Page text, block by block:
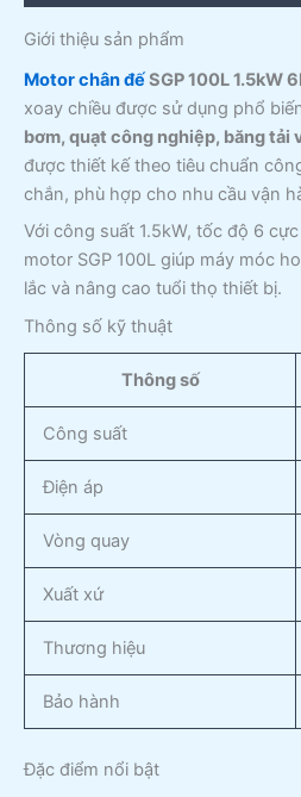
Giới thiệu sản phẩm
Motor chân đếSGP 100L 1.5kW
xoay chiều được sử dụng phổ
bơm, quạt công nghiệp, băng tải
được thiết kế theo tiêu chuẩn
chắn, phù hợp cho nhu cầu vận
Với công suất 1.5kW, tốc độ 6
motor SGP 100L giúp máy móc
lắc và nâng cao tuổi thọ thiết bị.
Thông số kỹ thuật
Thông số
Công suất
Điện áp
Vòng quay
Xuất xứ
Thương hiệu
Bảo hành
Đặc điểm nổi bật